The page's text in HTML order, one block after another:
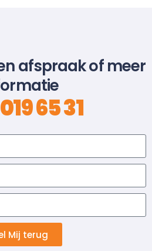
afspraak of meer
65 31
Mij terug